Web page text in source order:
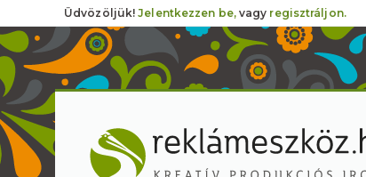
Üdvözöljük!Jelentkezzen be,vagy regisztráljon.